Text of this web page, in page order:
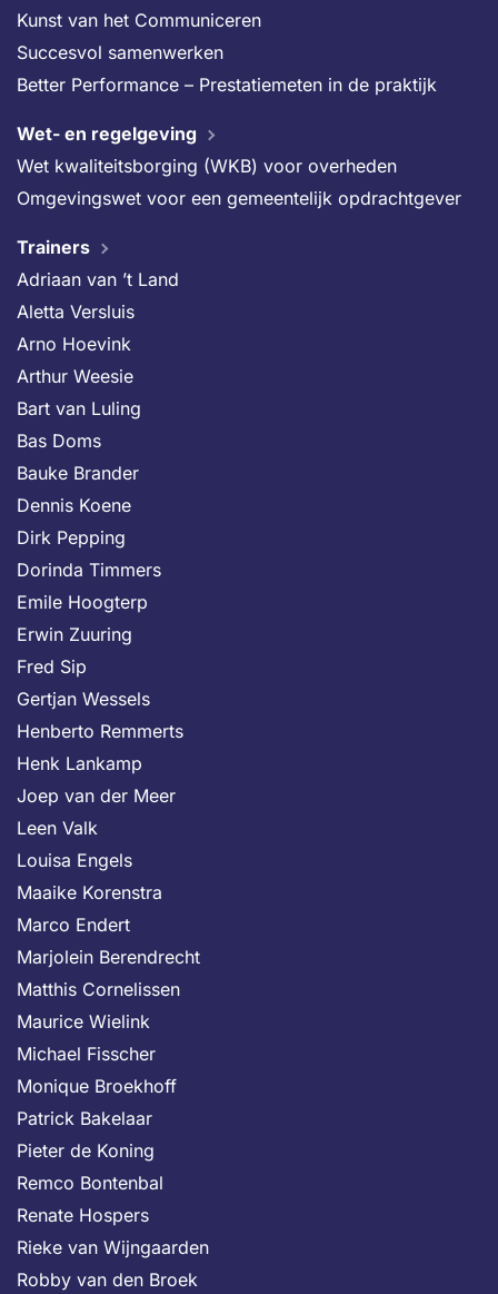
Kunst van het Communiceren
Succesvol samenwerken
Better Performance – Prestatiemeten in de praktijk
Wet- en regelgeving
Wet kwaliteitsborging (WKB) voor overheden
Omgevingswet voor een gemeentelijk opdrachtgever
Trainers
Adriaan van ’t Land
Aletta Versluis
Arno Hoevink
Arthur Weesie
Bart van Luling
Bas Doms
Bauke Brander
Dennis Koene
Dirk Pepping
Dorinda Timmers
Emile Hoogterp
Erwin Zuuring
Fred Sip
Gertjan Wessels
Henberto Remmerts
Henk Lankamp
Joep van der Meer
Leen Valk
Louisa Engels
Maaike Korenstra
Marco Endert
Marjolein Berendrecht
Matthis Cornelissen
Maurice Wielink
Michael Fisscher
Monique Broekhoff
Patrick Bakelaar
Pieter de Koning
Remco Bontenbal
Renate Hospers
Rieke van Wijngaarden
Robby van den Broek